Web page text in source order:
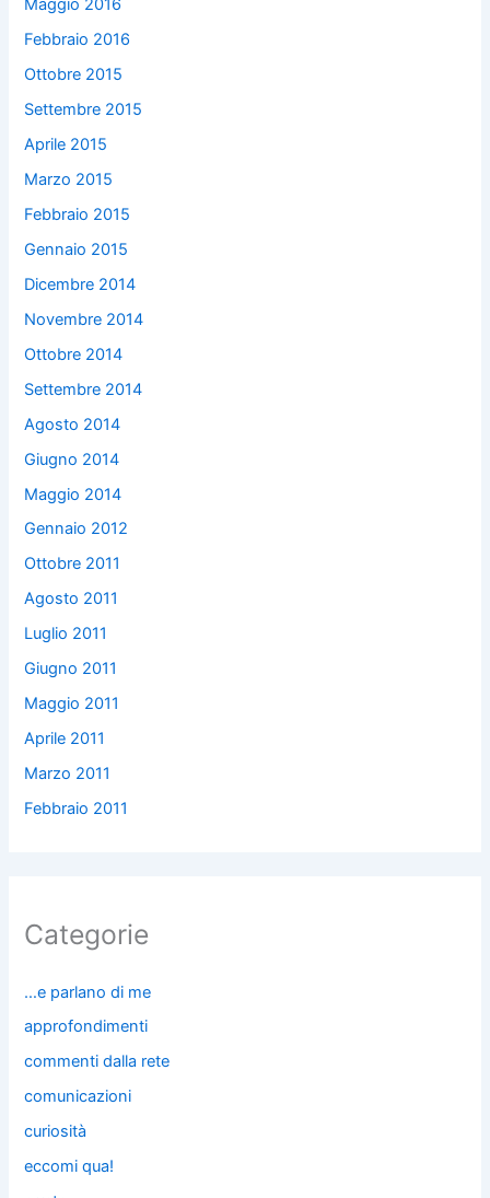
Maggio 2016
Febbraio 2016
Ottobre 2015
Settembre 2015
Aprile 2015
Marzo 2015
Febbraio 2015
Gennaio 2015
Dicembre 2014
Novembre 2014
Ottobre 2014
Settembre 2014
Agosto 2014
Giugno 2014
Maggio 2014
Gennaio 2012
Ottobre 2011
Agosto 2011
Luglio 2011
Giugno 2011
Maggio 2011
Aprile 2011
Marzo 2011
Febbraio 2011
Categorie
…e parlano di me
approfondimenti
commenti dalla rete
comunicazioni
curiosità
eccomi qua!